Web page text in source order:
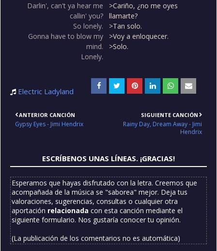
Darlin', can't ya hear me
callin' you?
So lonely.
Gonna have to blow my
mind.
Lonely.
>Cariño, ¿no me oyes
llamarte?
>Tan solo.
>Voy a enloquecer.
>Solo.
Electric Ladyland
ANTERIOR CANCIÓN
Gypsy Eyes - Jimi Hendrix
SIGUIENTE CANCIÓN
Rainy Day, Dream Away - Jimi
Hendrix
ESCRÍBENOS UNAS LÍNEAS. ¡GRACIAS!
Esperamos que hayas disfrutado con la letra. Creemos que
acompañada de la música se "saborea" mejor. Deja tus
valoraciones, sugerencias, consultas o cualquier otra
aportación relacionada con esta canción mediante el
siguiente formulario. Nos gustaría conocer tu opinión.
(La publicación de los comentarios no es automática)